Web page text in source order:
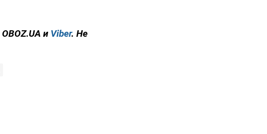
OBOZ.UA и Viber. Не